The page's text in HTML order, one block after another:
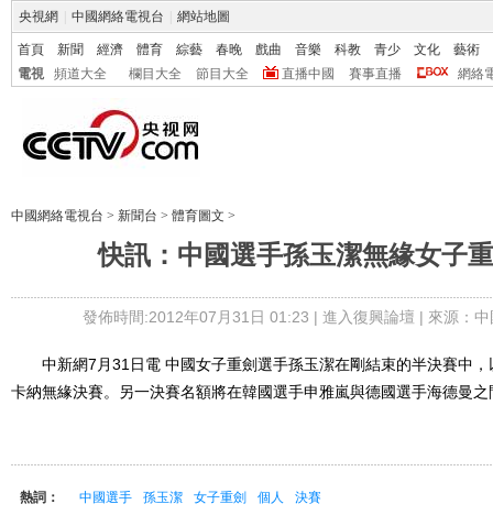
央視網 中國網絡電視台 網站地圖
首頁 新聞 經濟 體育 綜藝 春晚 戲曲 音樂 科教 青少 文化
藝術
電視
頻道大全 欄目大全 節目大全 直播中國 賽事直播 網絡
中國網絡電視台 > 新聞台 > 體育圖文 >
快訊：中國選手孫玉潔無緣女子
發佈時間:2012年07月31日 01:23 | 進入復興論壇 | 來源：
中新網7月31日電 中國女子重劍選手孫玉潔在剛結束的半決賽中，
卡納無緣決賽。另一決賽名額將在韓國選手申雅嵐與德國選手海德曼之
熱詞： 中國選手 孫玉潔 女子重劍 個人 決賽